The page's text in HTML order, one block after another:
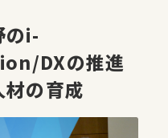
のi-
DXの推進
材の育成